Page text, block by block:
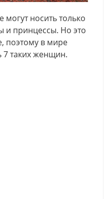
носить только
и принцессы. Но это
поэтому в мире
таких женщин.